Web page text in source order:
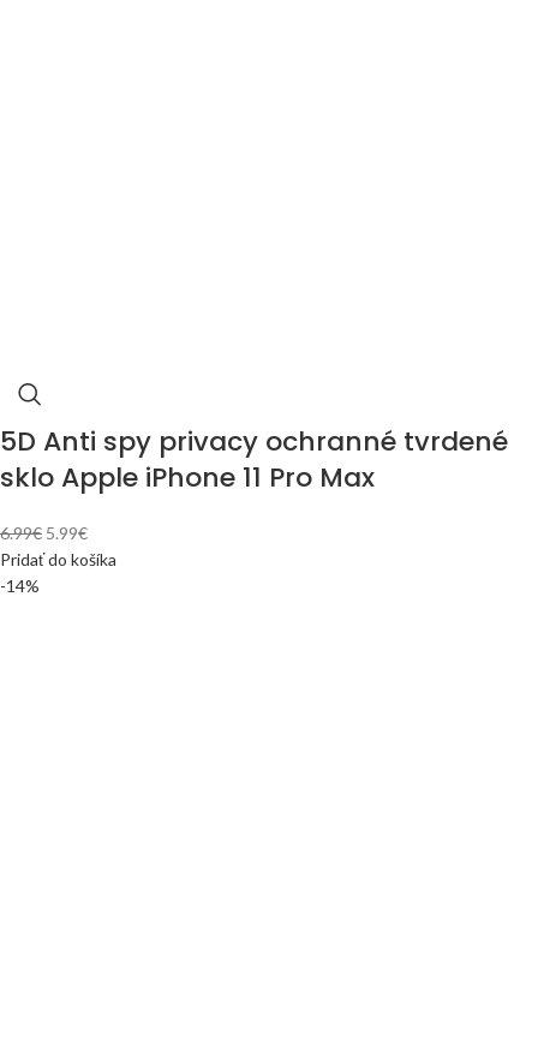
5D Anti spy privacy ochranné tvrdené
sklo Apple iPhone 11 Pro Max
6.99€ 5.99€
Pridať do košíka
-14%